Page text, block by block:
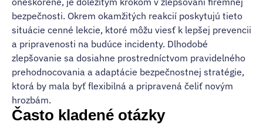
bezpečnosti. Okrem okamžitých reakcií poskytujú tieto
situácie cenné lekcie, ktoré môžu viesť k lepšej prevencii
a pripravenosti na budúce incidenty. Dlhodobé
zlepšovanie sa dosiahne prostredníctvom pravidelného
prehodnocovania a adaptácie bezpečnostnej stratégie,
ktorá by mala byť flexibilná a pripravená čeliť novým
hrozbám.
Často kladené otázky